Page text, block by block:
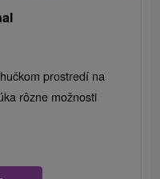
prostredí na
rôzne možnosti